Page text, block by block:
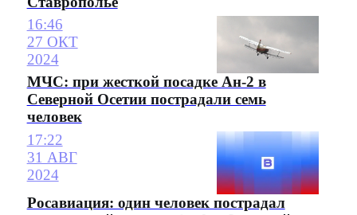
16:46
27 ОКТ
2024
МЧС: при жесткой посадке Ан-2 в
Северной Осетии пострадали семь
человек
17:22
31 АВГ
2024
Росавиация: один человек пострадал